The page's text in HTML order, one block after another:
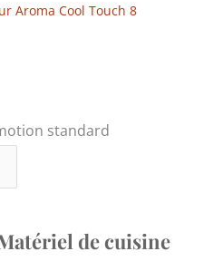
Aroma Cool Touch 8
de cuisine